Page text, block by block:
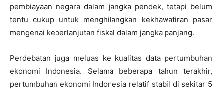
pembiayaan negara dalam jangka pendek, tetapi belum
tentu cukup untuk menghilangkan kekhawatiran pasar
mengenai keberlanjutan fiskal dalam jangka panjang.
Perdebatan juga meluas ke kualitas data pertumbuhan
ekonomi Indonesia. Selama beberapa tahun terakhir,
pertumbuhan ekonomi Indonesia relatif stabil di sekitar 5